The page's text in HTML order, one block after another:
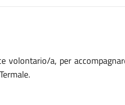
volontario/a, per